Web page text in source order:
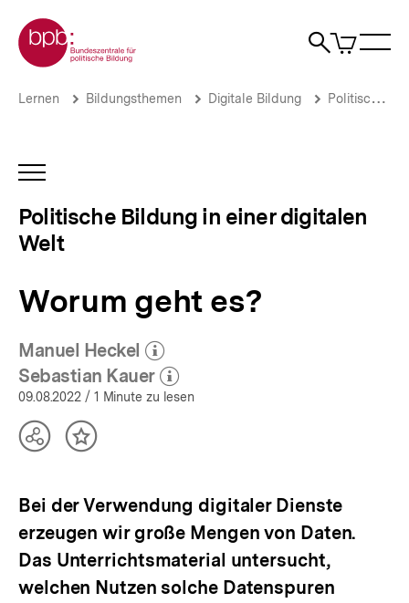
zum
Seiteninhalt
springen
Zur Startseite der bpb
Suche
Artikel
im
Worum
Politische
Bildung
einer
digitalen
bpb.de
Brotkrümelnavigation
Pfadnavigation
Lernen Bildungsthemen Digitale Bildung Politische Bildung in einer digitalen Welt
INHALTSNAVIGATION
Politische Bildung in einer digitalen
Welt
Worum geht es?
Manuel Heckel
(Mehr zum Autor)
öffnen
Sebastian Kauer
(Mehr zum Autor)
öffnen
09.08.2022 / 1 Minute zu lesen
TeilenInhalt
Bei der Verwendung digitaler Dienste
erzeugen wir große Mengen von Daten.
Das Unterrichtsmaterial untersucht,
welchen Nutzen solche Datenspuren